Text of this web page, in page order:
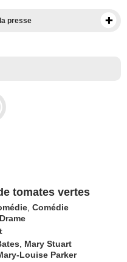
presse
tomates vertes
,Comédie
Drame
Mary Stuart
Louise Parker